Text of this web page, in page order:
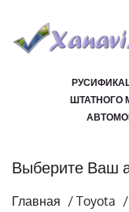
ШТАТНОГО
Выберите Ваш
Главная / Toyota /